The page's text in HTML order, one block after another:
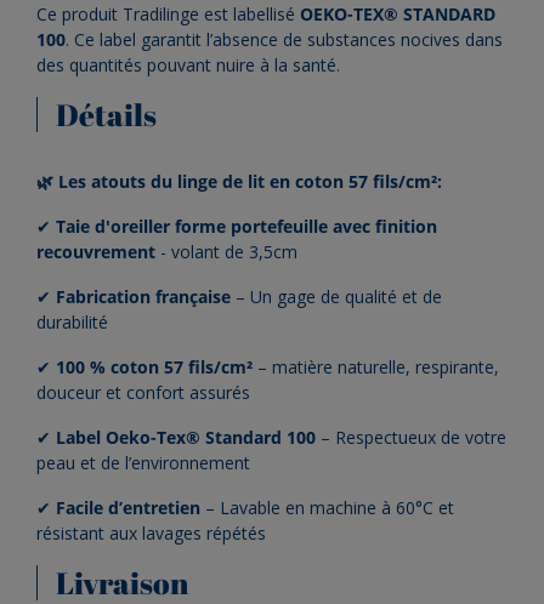
Ce produit Tradilinge est labellisé OEKO-TEX® STANDARD
100. Ce label garantit l’absence de substances nocives dans
des quantités pouvant nuire à la santé.
Détails
🌿 Les atouts du linge de lit en coton 57 fils/cm²:
✔ Taie d'oreiller forme portefeuille avec finition
recouvrement - volant de 3,5cm
✔ Fabrication française – Un gage de qualité et de
durabilité
✔ 100 % coton 57 fils/cm² – matière naturelle, respirante,
douceur et confort assurés
✔ Label Oeko-Tex® Standard 100 – Respectueux de votre
peau et de l’environnement
✔ Facile d’entretien – Lavable en machine à 60°C et
résistant aux lavages répétés
Livraison